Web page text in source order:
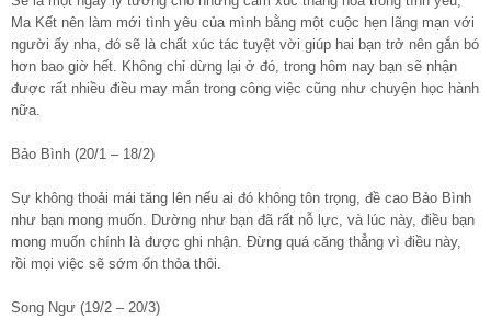
Ma Kết nên làm mới tình yêu của mình bằng một cuộc hẹn lãng mạn với
người ấy nha, đó sẽ là chất xúc tác tuyệt vời giúp hai bạn trở nên gắn bó
hơn bao giờ hết. Không chỉ dừng lại ở đó, trong hôm nay bạn sẽ nhận
được rất nhiều điều may mắn trong công việc cũng như chuyện học hành
nữa.
Bảo Bình (20/1 – 18/2)
Sự không thoải mái tăng lên nếu ai đó không tôn trọng, đề cao Bảo Bình
như bạn mong muốn. Dường như bạn đã rất nỗ lực, và lúc này, điều bạn
mong muốn chính là được ghi nhận. Đừng quá căng thẳng vì điều này,
rồi mọi việc sẽ sớm ổn thỏa thôi.
Song Ngư (19/2 – 20/3)